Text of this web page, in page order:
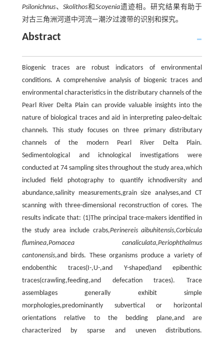
Psilonichnus、Skolithos和Scoyenia遗迹相。研究结果有助于
对古三角洲河道中河流—潮汐过渡带的识别和探究。
Abstract
Biogenic traces are robust indicators of environmental
conditions. A comprehensive analysis of biogenic traces and
environmental characteristics in the distributary channels of the
Pearl River Delta Plain can provide valuable insights into the
nature of biological traces and aid in interpreting paleo-deltaic
channels. This study focuses on three primary distributary
channels of the modern Pearl River Delta Plain.
Sedimentological and ichnological investigations were
conducted at 74 sampling sites throughout the study area,which
included field photography to quantify ichnodiversity and
abundance,salinity measurements,grain size analyses,and CT
scanning with three-dimensional reconstruction of cores. The
results indicate that: (1)The principal trace-makers identified in
the study area include crabs,Perinereis aibuhitensis,Corbicula
fluminea,Pomacea canaliculata,Periophthalmus
cantonensis,and birds. These organisms produce a variety of
endobenthic traces(I-,U-,and Y-shaped)and epibenthic
traces(crawling,feeding,and defecation traces). Trace
assemblages generally exhibit simple
morphologies,predominantly subvertical or horizontal
orientations relative to the bedding plane,and are
characterized by sparse and uneven distributions.